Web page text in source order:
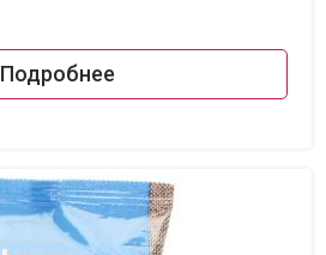
Подробнее